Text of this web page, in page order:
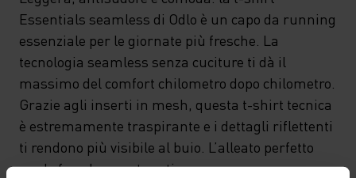
Essentials seamless di Odlo è un capo da running
essenziale per le giornate più fresche. La
tecnologia seamless senza cuciture ti dà il
massimo del comfort chilometro dopo chilometro.
Grazie agli inserti in mesh, questa t-shirt tecnica
è estremamente traspirante e i dettagli riflettenti
ti rendono più visibile al buio. L’alleato perfetto
per le fresche serate estive.